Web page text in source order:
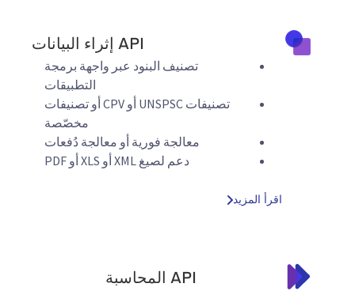
API إثراء البيانات
تصنيف البنود عبر واجهة برمجة
التطبيقات
تصنيفات UNSPSC أو CPV أو تصنيفات
مخصّصة
معالجة فورية أو معالجة دُفعات
دعم لصيغ XML أو XLS أو PDF
اقرأ المزيد
API المحاسبة